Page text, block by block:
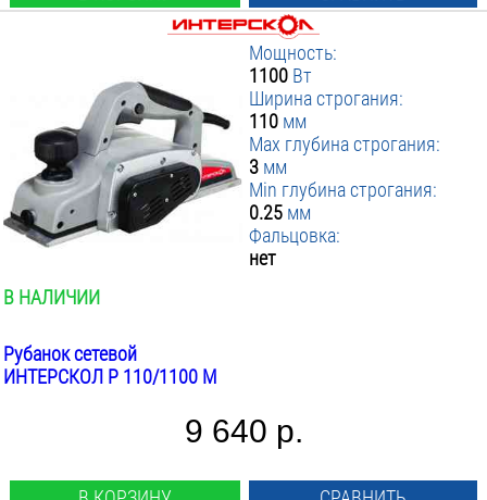
Мощность:
1100 Вт
Ширина строгания:
110 мм
Max глубина строгания:
3 мм
Min глубина строгания:
0.25 мм
Фальцовка:
нет
В НАЛИЧИИ
Рубанок сетевой
ИНТЕРСКОЛ Р 110/1100 М
9 640 р.